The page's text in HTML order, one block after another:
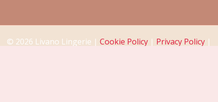
© 2026 Livano Lingerie | Cookie Policy | Privacy Policy |